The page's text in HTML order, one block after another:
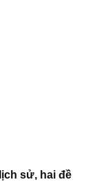
sử, hai đề